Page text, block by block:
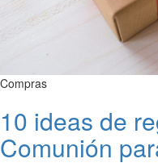
Compras
10 ideas de
Comunión